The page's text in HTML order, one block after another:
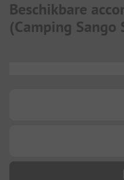
Beschikbare
(Camping Sango